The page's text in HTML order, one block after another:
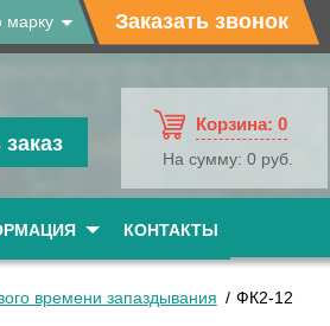
марку Заказать звонок
Корзина: 0
На сумму: 0 руб.
КОНТАКТЫ
времени запаздывания
ФК2-12